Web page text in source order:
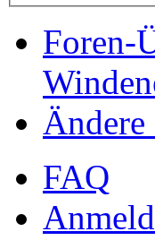
Foren-
FAQ